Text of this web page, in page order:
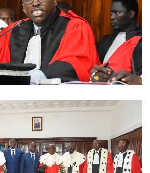
DES COURS ET